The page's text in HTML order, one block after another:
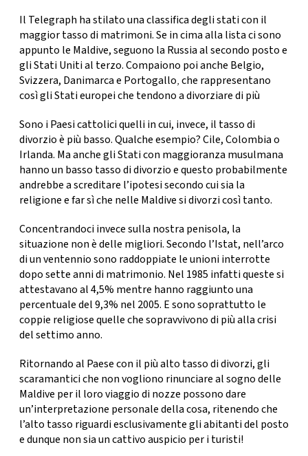
Il Telegraph ha stilatouna classifica degli stati con il
maggior tasso di matrimoni. Se in cima alla lista ci sono
appunto le Maldive, seguono la Russia al secondo postoe
gliStati Uniti al terzo.Compaiono poi anche Belgio,
Svizzera, Danimarca e Portogallo,che rappresentano
così gli Stati europei che tendono a divorziare di più
Sono i Paesi cattolici quelli in cui, invece, il tasso di
divorzio è più basso. Qualche esempio?Cile, Colombia o
Irlanda. Ma anche gli Stati con maggioranza musulmana
hanno un basso tasso di divorzio e questo probabilmente
andrebbe a screditare l’ipotesi secondo cui sia la
religione e far sì che nelle Maldive si divorzi così tanto.
Concentrandoci invece sulla nostra penisola, la
situazione non è delle migliori. Secondo l’Istat, nell’arco
di un ventennio sono raddoppiate le unioni interrotte
dopo sette anni di matrimonio. Nel 1985 infatti queste si
attestavano al 4,5% mentre hanno raggiunto una
percentuale del 9,3% nel 2005. E sono soprattutto le
coppie religiose quelle che sopravvivono di più alla crisi
del settimo anno.
Ritornando al Paese con il più alto tasso di divorzi, gli
scaramantici che non vogliono rinunciare al sogno delle
Maldive per il loro viaggio di nozze possono dare
un’interpretazione personale della cosa, ritenendo che
l’alto tasso riguardi esclusivamente gli abitanti del posto
e dunque non sia un cattivo auspicio per i turisti!